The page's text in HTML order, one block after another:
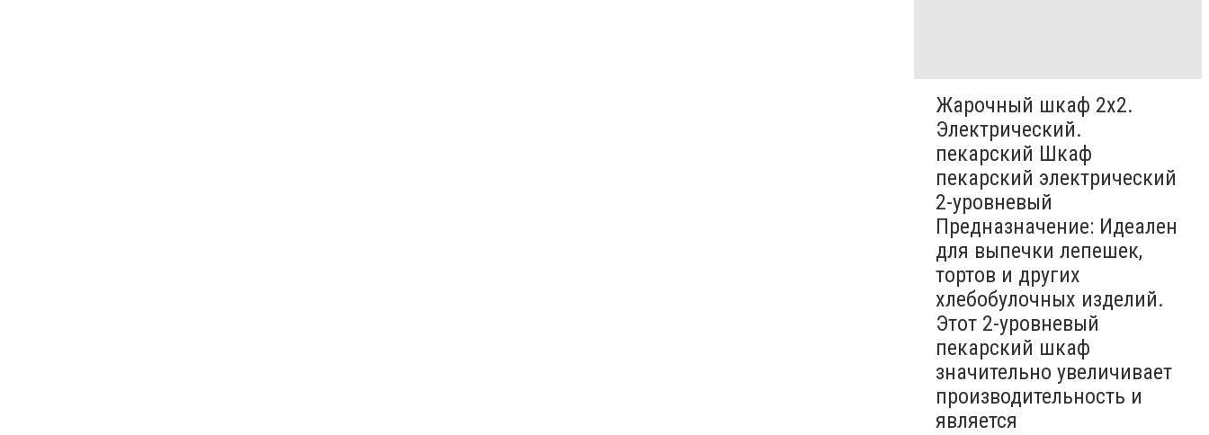
Жарочный шкаф 2х2.
Электрический.
пекарский Шкаф
пекарский электрический
2-уровневый
Предназначение: Идеален
для выпечки лепешек,
тортов и других
хлебобулочных изделий.
Этот 2-уровневый
пекарский шкаф
значительно увеличивает
производительность и
является